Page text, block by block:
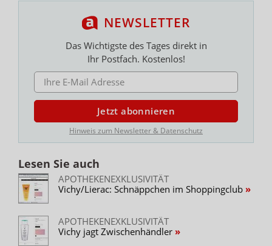
NEWSLETTER
Das Wichtigste des Tages direkt in
Ihr Postfach. Kostenlos!
E-MAIL ADRESSE
Jetzt abonnieren
Hinweis zum Newsletter & Datenschutz
Lesen Sie auch
APOTHEKENEXKLUSIVITÄT
Vichy/Lierac: Schnäppchen im Shoppingclub
APOTHEKENEXKLUSIVITÄT
Vichy jagt Zwischenhändler